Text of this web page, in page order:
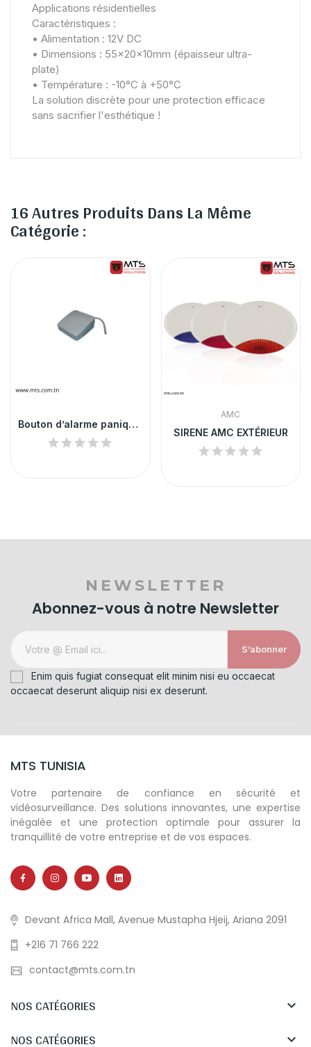
Applications résidentielles
Caractéristiques :
• Alimentation : 12V DC
• Dimensions : 55x20x10mm (épaisseur ultra-
plate)
• Température : -10°C à +50°C
La solution discrète pour une protection efficace
sans sacrifier l'esthétique !
16 Autres Produits Dans La Même
Catégorie :
Bouton d’alarme panique à pédale
AMC
SIRENE AMC EXTÉRIEUR
NEWSLETTER
Abonnez-vous à notre Newsletter
S’abonner
Enim quis fugiat consequat elit minim nisi eu occaecat
occaecat deserunt aliquip nisi ex deserunt.
MTS TUNISIA
Votre partenaire de confiance en sécurité et
vidéosurveillance. Des solutions innovantes, une expertise
inégalée et une protection optimale pour assurer la
tranquillité de votre entreprise et de vos espaces.
Devant Africa Mall, Avenue Mustapha Hjeij, Ariana 2091
+216 71 766 222
contact@mts.com.tn
NOS CATÉGORIES 
NOS CATÉGORIES 